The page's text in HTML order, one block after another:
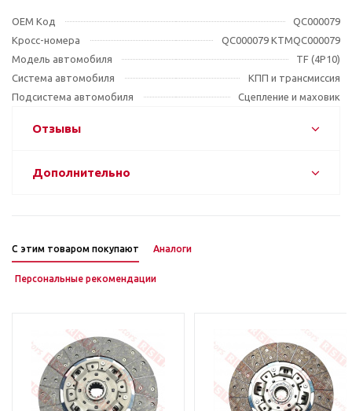
OEM Код
QC000079
Кросс-номера
QC000079 KTMQC000079
Модель автомобиля
TF (4P10)
Система автомобиля
КПП и трансмиссия
Подсистема автомобиля
Сцепление и маховик
Отзывы
Дополнительно
С этим товаром покупают Аналоги
Персональные рекомендации